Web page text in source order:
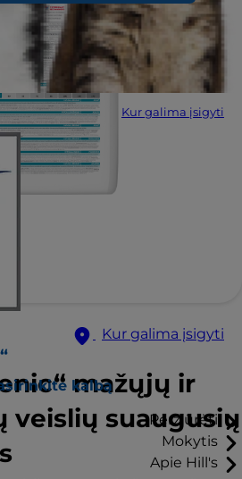
Kur galima įsigyti
Kur galima įsigyti
kalbą
Peržiūrėti
Mokytis
Apie Hill's
mažųjų ir
veislių suaugusių